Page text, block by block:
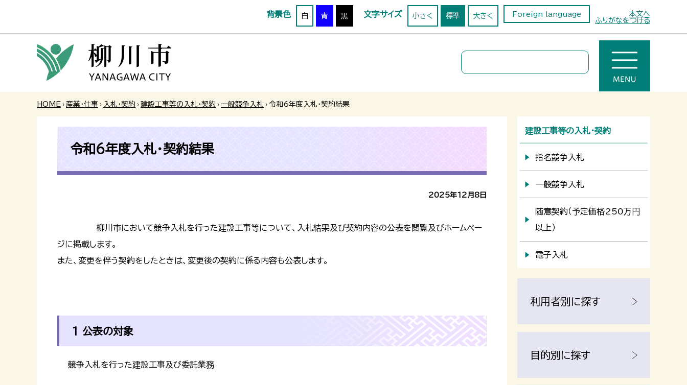
本文へ
背景色 白 青 黒 文字サイズ 小さく 標準 大きく
Foreign language
ふりがなをつける
HOME › 産業・仕事 › 入札・契約 › 建設工事等の入札・契約 › 一般競争入札 › 令和6年度入札・契約結果
令和6年度入札・契約結果
2025年12月8日
柳川市において競争入札を行った建設工事等について、入札結果及び契約内容の公表を閲覧及びホームペー
ジに掲載します。
また、変更を伴う契約をしたときは、変更後の契約に係る内容も公表します。
1 公表の対象
競争入札を行った建設工事及び委託業務
建設工事等の入札・契約
指名競争入札
一般競争入札
随意契約（予定価格250万円
以上）
電子入札
利用者別に探す
目的別に探す